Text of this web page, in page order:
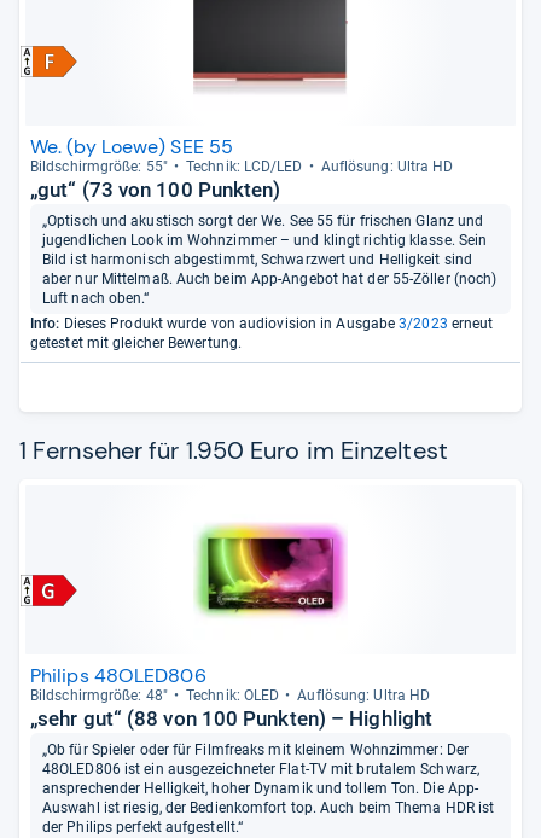
We. (by Loewe) SEE 55
Bild­schirm­größe: 55" Tech­nik: LCD/LED Auf­lö­sung: Ultra HD
„gut“ (73 von 100 Punkten)
„Optisch und akustisch sorgt der We. See 55 für frischen Glanz und
jugendlichen Look im Wohnzimmer – und klingt richtig klasse. Sein
Bild ist harmonisch abgestimmt, Schwarzwert und Helligkeit sind
aber nur Mittelmaß. Auch beim App-Angebot hat der 55-Zöller (noch)
Luft nach oben.“
Info: Dieses Produkt wurde von audiovision in Ausgabe3/2023 erneut
getestet mit gleicher Bewertung.
1 Fernseher für 1.950 Euro im Einzeltest
Philips 48OLED806
Bild­schirm­größe: 48" Tech­nik: OLED Auf­lö­sung: Ultra HD
„sehr gut“ (88 von 100 Punkten) – Highlight
„Ob für Spieler oder für Filmfreaks mit kleinem Wohnzimmer: Der
48OLED806 ist ein ausgezeichneter Flat-TV mit brutalem Schwarz,
ansprechender Helligkeit, hoher Dynamik und tollem Ton. Die App-
Auswahl ist riesig, der Bedienkomfort top. Auch beim Thema HDR ist
der Philips perfekt aufgestellt.“